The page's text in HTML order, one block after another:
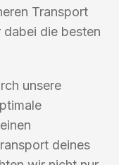
Transport
die besten
unsere
deines